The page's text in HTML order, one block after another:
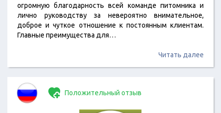
огромную благодарность всей команде питомника и
лично руководству за невероятно внимательное,
доброе и чуткое отношение к постоянным клиентам.
Главные преимущества для…
Читать далее
Положительный отзыв